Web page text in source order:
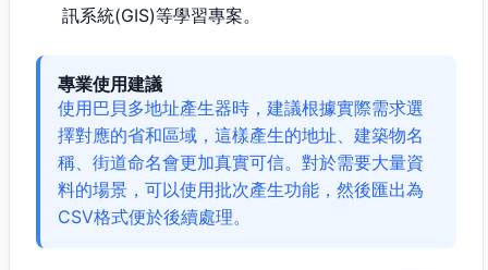
訊系統(GIS)等學習專案。
專業使用建議
使用巴貝多地址產生器時，建議根據實際需求選
擇對應的省和區域，這樣產生的地址、建築物名
稱、街道命名會更加真實可信。對於需要大量資
料的場景，可以使用批次產生功能，然後匯出為
CSV格式便於後續處理。